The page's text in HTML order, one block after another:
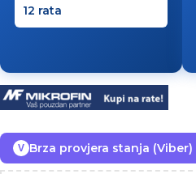
V Brza provjera stanja (Viber)